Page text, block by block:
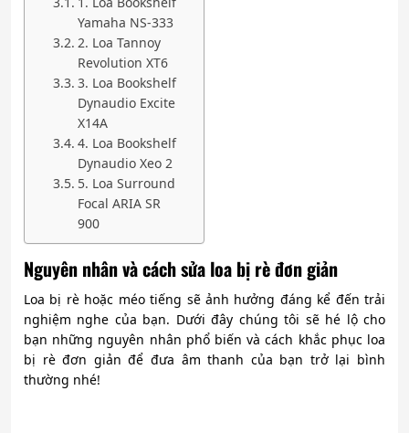
Yamaha NS-333
2. Loa Tannoy
Revolution XT6
3. Loa Bookshelf
Dynaudio Excite
X14A
4. Loa Bookshelf
Dynaudio Xeo 2
5. Loa Surround
Focal ARIA SR
900
Nguyên nhân và cách sửa loa bị rè đơn giản
Loa bị rè hoặc méo tiếng sẽ ảnh hưởng đáng kể đến trải
nghiệm nghe của bạn. Dưới đây chúng tôi sẽ hé lộ cho
bạn những nguyên nhân phổ biến và cách khắc phục loa
bị rè đơn giản để đưa âm thanh của bạn trở lại bình
thường nhé!